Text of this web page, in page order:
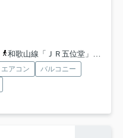
和歌山線「ＪＲ五位堂」駅 徒歩9分
エアコン
バルコニー